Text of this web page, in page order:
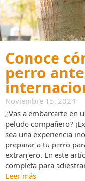
Conoce
perro
Noviembre 15, 2024
¿Vas a embarcarte en
peludo compañero?
sea una experiencia
preparar a tu perro
extranjero. En este
completa para
Leer más